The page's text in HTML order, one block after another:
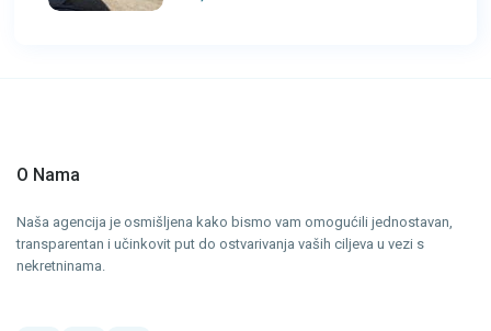
O Nama
Naša agencija je osmišljena kako bismo vam omogućili jednostavan,
transparentan i učinkovit put do ostvarivanja vaših ciljeva u vezi s
nekretninama.